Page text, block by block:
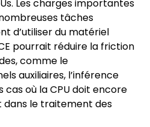
Les charges importantes
tâches
d’utiliser du matériel
pourrait réduire la friction
comme le
auxiliaires, l’inférence
cas où la CPU doit encore
le traitement des